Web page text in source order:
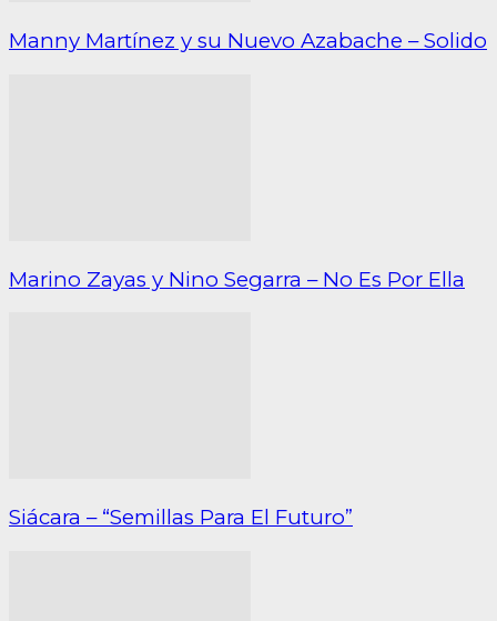
Manny Martínez y su Nuevo Azabache – Solido
Marino Zayas y Nino Segarra – No Es Por Ella
Siácara – “Semillas Para El Futuro”